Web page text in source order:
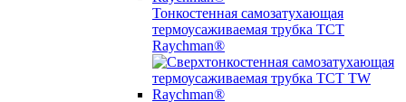
Тонкостенная самозатухающая
термоусаживаемая трубка ТCT
Raychman®